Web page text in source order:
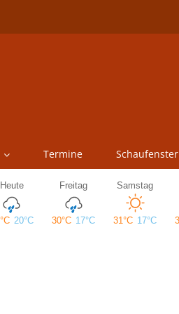
Termine Schaufenster